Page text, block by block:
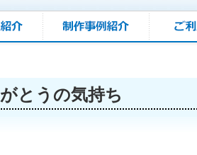
とうの気持ち